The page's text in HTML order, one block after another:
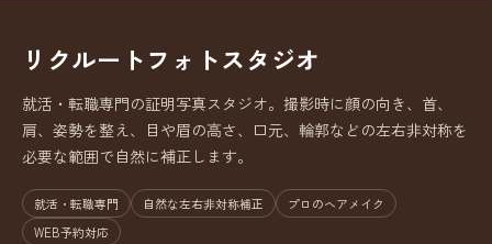
リクルートフォトスタジオ
就活・転職専門の証明写真スタジオ。撮影時に顔の向き、首、
肩、姿勢を整え、目や眉の高さ、口元、輪郭などの左右非対称を
必要な範囲で自然に補正します。
就活・転職専門 自然な左右非対称補正
プロのヘアメイク
WEB予約対応